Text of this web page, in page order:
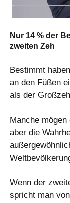
Nur 14 % der
zweiten Zeh
Bestimmt
an den Füßen
als der
Manche
aber die
Wenn der
spricht man